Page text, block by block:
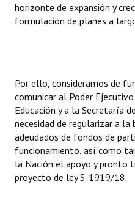
horizonte de expansión y
formulación de planes a
Por ello, consideramos de
comunicar al Poder
Educación y a la Secretaría
necesidad de regularizar a
adeudados de fondos de
funcionamiento, así como
la Nación el apoyo y pronto
proyecto de ley S-1919/18.